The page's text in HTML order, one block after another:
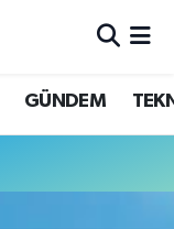
GÜNDEM